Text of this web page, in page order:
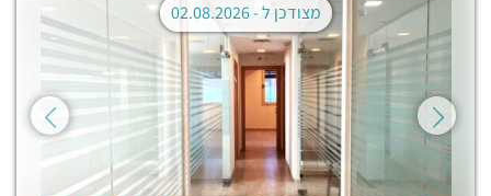
מצודכן ל -02.08.2026